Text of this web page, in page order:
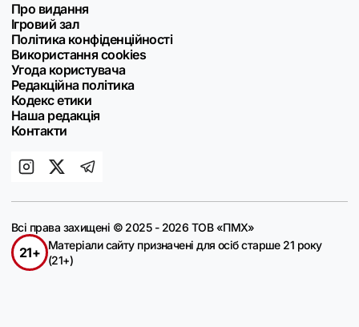
Про видання
Ігровий зал
Політика конфіденційності
Використання cookies
Угода користувача
Редакційна політика
Кодекс етики
Наша редакція
Контакти
Всі права захищені © 2025 - 2026 ТОВ «ПМХ»
21+
Матеріали сайту призначені для осіб старше 21 року
(21+)